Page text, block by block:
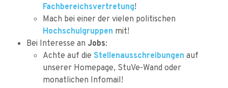
Fachbereichsvertretung!
Mach bei einer der vielen politischen
Hochschulgruppen mit!
Bei Interesse an Jobs:
Achte auf die Stellenausschreibungen auf
unserer Homepage, StuVe-Wand oder
monatlichen Infomail!